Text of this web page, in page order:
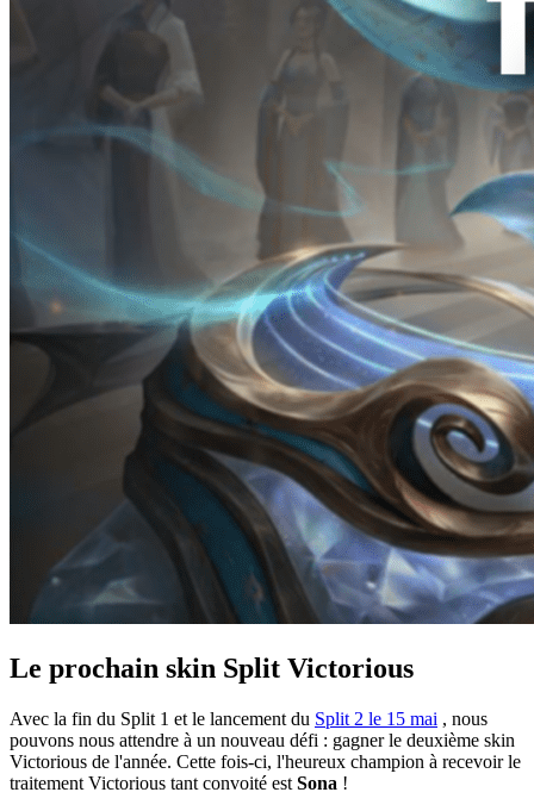
Le prochain skin Split Victorious
Avec la fin du Split 1 et le lancement du Split 2 le 15 mai , nous
pouvons nous attendre à un nouveau défi : gagner le deuxième skin
Victorious de l'année. Cette fois-ci, l'heureux champion à recevoir le
traitement Victorious tant convoité est Sona !